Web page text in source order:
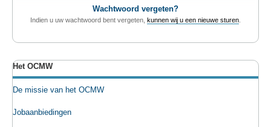
Wachtwoord vergeten?
Indien u uw wachtwoord bent vergeten, kunnen wij u een nieuwe sturen
Het OCMW
De missie van het OCMW
Jobaanbiedingen